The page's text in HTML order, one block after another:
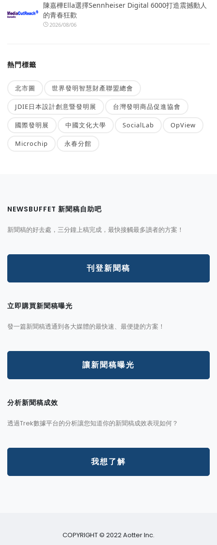
陳嘉樺Ella選擇Sennheiser Digital 6000打造震撼動人
的青春狂歡
2026/08/06
熱門標籤
北市圖 世界發明智慧財產聯盟總會
JDIE日本設計創意暨發明展 台灣發明商品促進協會
國際發明展 中國文化大學 SocialLab OpView
Microchip 永春分館
NEWSBUFFET 新聞稿自助吧
新聞稿的好去處，三分鐘上稿完成，最快接觸最多讀者的方案！
刊登新聞稿
立即購買新聞稿曝光
發一篇新聞稿透通到各大媒體的最快速、最便捷的方案！
讓新聞稿曝光
分析新聞稿成效
透過Trek數據平台的分析讓您知道你的新聞稿成效表現如何？
我想了解
COPYRIGHT © 2022 Aotter Inc.